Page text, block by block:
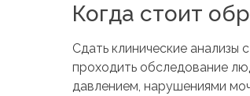
Когда стоит
Сдать клинические анализы
проходить обследование
давлением, нарушениями